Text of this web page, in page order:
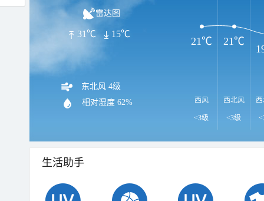
雷达图
31℃ 15℃
东北风 4级
相对湿度 62% 西风
<3级
西北风
<3级
21℃ 21℃
生活助手